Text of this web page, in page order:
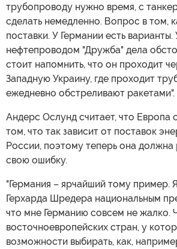
трубопроводу нужно время, с
сделать немедленно. Вопрос в том,
поставки. У Германии есть
нефтепроводом "Дружба" дела
стоит напомнить, что он проходит
Западную Украину, где проходит
ежедневно обстреливают ракетами".
Андерс Ослунд считает, что Европа
том, что так зависит от поставок
России, поэтому теперь она должна
свою ошибку.
"Германия – ярчайший тому пример.
Герхарда Шредера национальным
что мне Германию совсем не жалко.
восточноевропейских стран, у
возможности выбирать, как,